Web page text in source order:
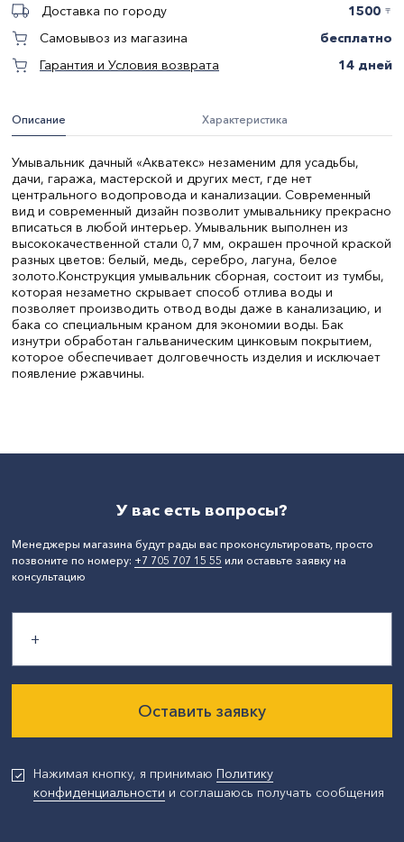
Описание Характеристика
Умывальник дачный «Акватекс» незаменим для усадьбы,
дачи, гаража, мастерской и других мест, где нет
центрального водопровода и канализации. Современный
вид и современный дизайн позволит умывальнику прекрасно
вписаться в любой интерьер. Умывальник выполнен из
высококачественной стали 0,7 мм, окрашен прочной краской
разных цветов: белый, медь, серебро, лагуна, белое
золото.Конструкция умывальник сборная, состоит из тумбы,
которая незаметно скрывает способ отлива воды и
позволяет производить отвод воды даже в канализацию, и
бака со специальным краном для экономии воды. Бак
изнутри обработан гальваническим цинковым покрытием,
которое обеспечивает долговечность изделия и исключает
появление ржавчины.
Доставка по городу 1500 〒
Самовывоз из магазина
бесплатно
Гарантия и Условия возврата
14 дней
У вас есть вопросы?
Менеджеры магазина будут рады вас проконсультировать, просто
позвоните по номеру: +7 705 707 15 55 или оставьте заявку на
консультацию
Оставить заявку
Нажимая кнопку, я принимаю Политику
конфиденциальности и соглашаюсь получать сообщения